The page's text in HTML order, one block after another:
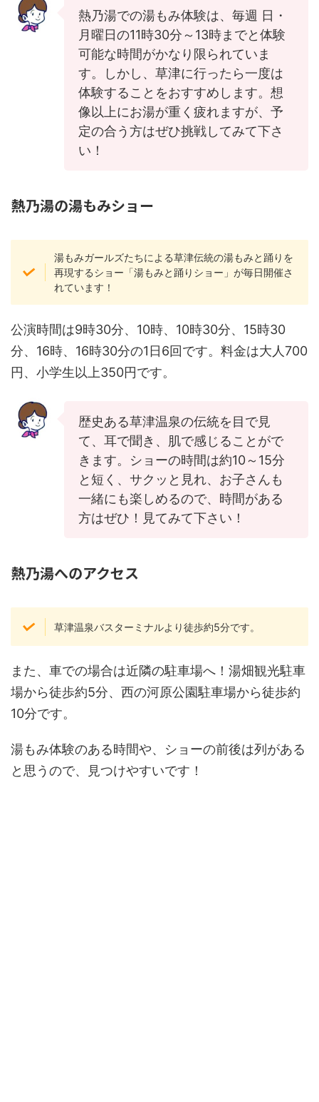
熱乃湯での湯もみ体験は、毎週 日・
月曜日の11時30分～13時までと体験
可能な時間がかなり限られていま
す。しかし、草津に行ったら一度は
体験することをおすすめします。想
像以上にお湯が重く疲れますが、予
定の合う方はぜひ挑戦してみて下さ
い！
熱乃湯の湯もみショー
湯もみガールズたちによる草津伝統の湯もみと踊りを
再現するショー「湯もみと踊りショー」が毎日開催さ
れています！
公演時間は9時30分、10時、10時30分、15時30
分、16時、16時30分の1日6回です。料金は大人700
円、小学生以上350円です。
歴史ある草津温泉の伝統を目で見
て、耳で聞き、肌で感じることがで
きます。ショーの時間は約10～15分
と短く、サクッと見れ、お子さんも
一緒にも楽しめるので、時間がある
方はぜひ！見てみて下さい！
熱乃湯へのアクセス
草津温泉バスターミナルより徒歩約5分です。
また、車での場合は近隣の駐車場へ！湯畑観光駐車
場から徒歩約5分、西の河原公園駐車場から徒歩約
10分です。
湯もみ体験のある時間や、ショーの前後は列がある
と思うので、見つけやすいです！